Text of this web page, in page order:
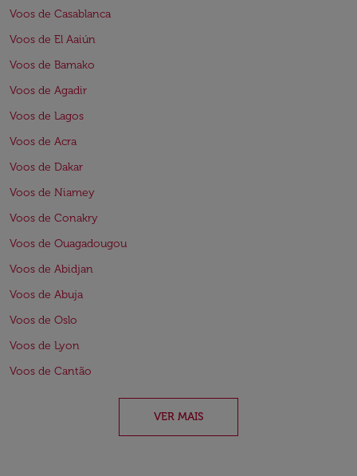
Voos de Casablanca
Voos de El Aaiún
Voos de Bamako
Voos de Agadir
Voos de Lagos
Voos de Acra
Voos de Dakar
Voos de Niamey
Voos de Conakry
Voos de Ouagadougou
Voos de Abidjan
Voos de Abuja
Voos de Oslo
Voos de Lyon
Voos de Cantão
VER MAIS